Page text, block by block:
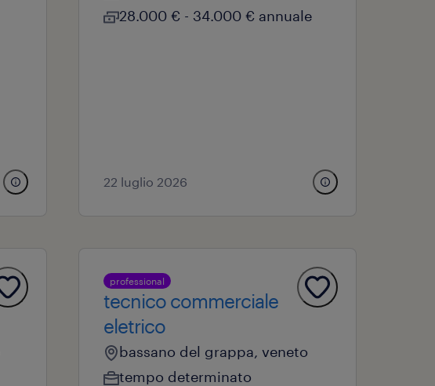
28.000 € - 34.000 € annuale
22 luglio 2026
professional
tecnico commerciale
eletrico
bassano del grappa, veneto
tempo determinato